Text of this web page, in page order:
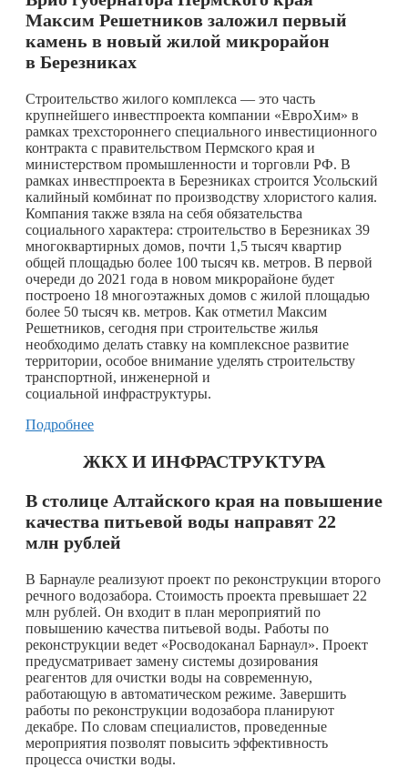
Максим Решетников заложил первый
камень в новый жилой микрорайон
в Березниках
Строительство жилого комплекса — это часть
крупнейшего инвестпроекта компании «ЕвроХим» в
рамках трехстороннего специального инвестиционного
контракта с правительством Пермского края и
министерством промышленности и торговли РФ. В
рамках инвестпроекта в Березниках строится Усольский
калийный комбинат по производству хлористого калия.
Компания также взяла на себя обязательства
социального характера: строительство в Березниках 39
многоквартирных домов, почти 1,5 тысяч квартир
общей площадью более 100 тысяч кв. метров. В первой
очереди до 2021 года в новом микрорайоне будет
построено 18 многоэтажных домов с жилой площадью
более 50 тысяч кв. метров. Как отметил Максим
Решетников, сегодня при строительстве жилья
необходимо делать ставку на комплексное развитие
территории, особое внимание уделять строительству
транспортной, инженерной и
социальной инфраструктуры.
Подробнее
ЖКХ И ИНФРАСТРУКТУРА
В столице Алтайского края на повышение
качества питьевой воды направят 22
млн рублей
В Барнауле реализуют проект по реконструкции второго
речного водозабора. Стоимость проекта превышает 22
млн рублей. Он входит в план мероприятий по
повышению качества питьевой воды. Работы по
реконструкции ведет «Росводоканал Барнаул». Проект
предусматривает замену системы дозирования
реагентов для очистки воды на современную,
работающую в автоматическом режиме. Завершить
работы по реконструкции водозабора планируют
декабре. По словам специалистов, проведенные
мероприятия позволят повысить эффективность
процесса очистки воды.